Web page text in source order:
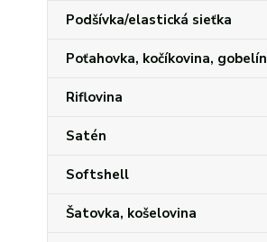
Podšívka/elastická sieťka
Poťahovka, kočíkovina, gobelín
Riflovina
Satén
Softshell
Šatovka, košelovina